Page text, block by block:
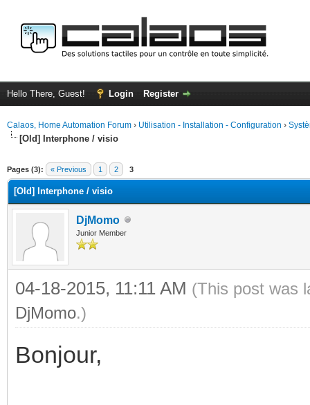
Hello There, Guest! Login Register
Calaos, Home Automation Forum › Utilisation - Installation - Configuration ›
[Old] Interphone / visio
Pages (3): « Previous 1 2 3
[Old] Interphone / visio
DjMomo
Junior Member
04-18-2015, 11:11 AM (This post was
DjMomo.)
Bonjour,